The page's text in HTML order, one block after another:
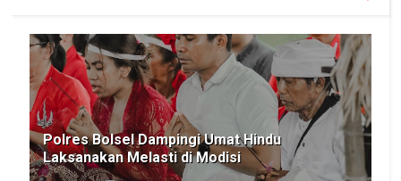
Polres Bolsel Dampingi Umat Hindu
Laksanakan Melasti di Modisi